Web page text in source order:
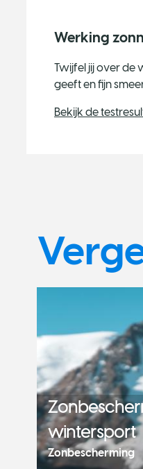
Werking
Twijfel jij over de
geeft en fijn
Bekijk de
wintersport
Zonbescherming